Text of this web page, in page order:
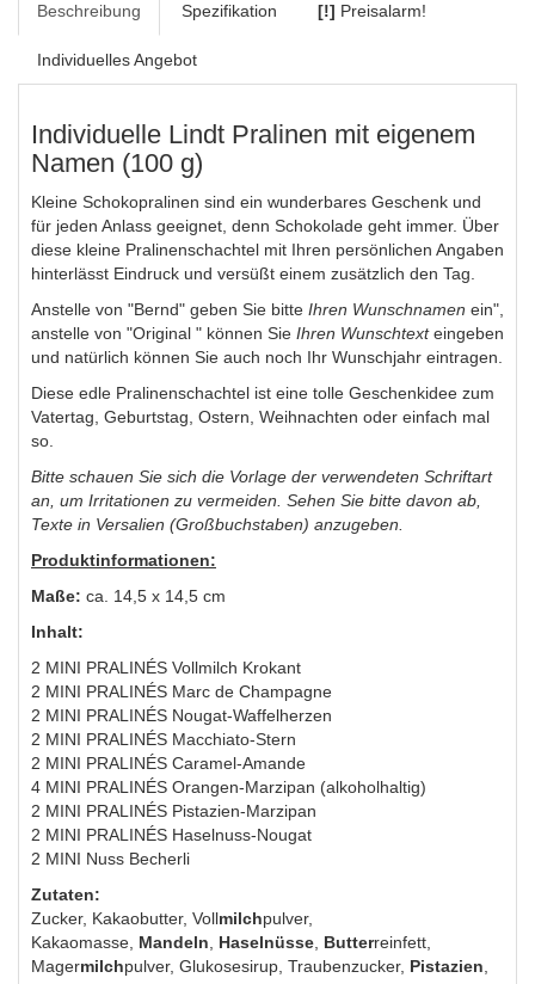
Beschreibung Spezifikation [!] Preisalarm!
Individuelles Angebot
Individuelle Lindt Pralinen mit eigenem
Namen (100 g)
Kleine Schokopralinen sind ein wunderbares Geschenk und
für jeden Anlass geeignet, denn Schokolade geht immer. Über
diese kleine Pralinenschachtel mit Ihren persönlichen Angaben
hinterlässt Eindruck und versüßt einem zusätzlich den Tag.
Anstelle von "Bernd" geben Sie bitte Ihren Wunschnamen ein",
anstelle von "Original " können Sie Ihren Wunschtexteingeben
und natürlich können Sie auch noch Ihr Wunschjahr eintragen.
Diese edle Pralinenschachtel ist eine tolle Geschenkidee zum
Vatertag, Geburtstag, Ostern, Weihnachten oder einfach mal
so.
Bitte schauen Sie sich die Vorlage der verwendeten Schriftart
an, um Irritationen zu vermeiden. Sehen Sie bitte davon ab,
Texte in Versalien (Großbuchstaben) anzugeben.
Produktinformationen:
Maße: ca. 14,5 x 14,5 cm
Inhalt:
2 MINI PRALINÉS Vollmilch Krokant
2 MINI PRALINÉS Marc de Champagne
2 MINI PRALINÉS Nougat-Waffelherzen
2 MINI PRALINÉS Macchiato-Stern
2 MINI PRALINÉS Caramel-Amande
4 MINI PRALINÉS Orangen-Marzipan (alkoholhaltig)
2 MINI PRALINÉS Pistazien-Marzipan
2 MINI PRALINÉS Haselnuss-Nougat
2 MINI Nuss Becherli
Zutaten:
Zucker, Kakaobutter, Vollmilchpulver,
Kakaomasse, Mandeln Haselnüsse Butterreinfett,
Magermilchpulver, Glukosesirup, Traubenzucker, Pistazien